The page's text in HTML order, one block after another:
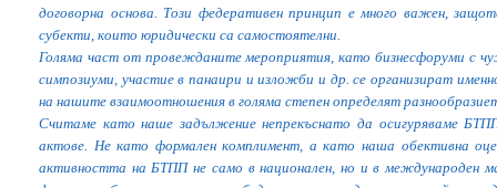
договорна основа. Този федеративен принцип е много важен,
субекти, които юридически са самостоятелни.
Голяма част от провежданите мероприятия, като бизнесфоруми с
симпозиуми, участие в панаири и изложби и др. се организират
на нашите взаимоотношения в голяма степен определят
Считаме като наше задължение непрекъснато да осигуряваме
актове. Не като формален комплимент, а като наша обективна
активността на БТПП не само в национален, но и в международен